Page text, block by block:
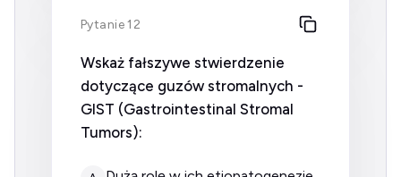
Pytanie 12
Wskaż fałszywe stwierdzenie
dotyczące guzów stromalnych -
GIST (Gastrointestinal Stromal
Tumors):